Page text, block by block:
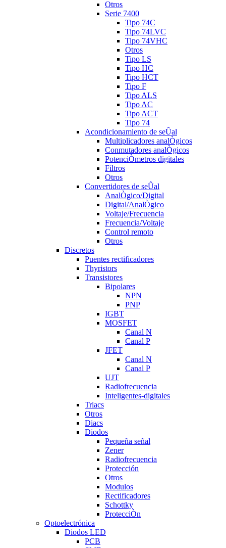
Otros
Serie 7400
Tipo 74C
Tipo 74LVC
Tipo 74VHC
Otros
Tipo LS
Tipo HC
Tipo HCT
Tipo F
Tipo ALS
Tipo AC
Tipo ACT
Tipo 74
Acondicionamiento de seÛal
Multiplicadores analÒgicos
Conmutadores analÒgicos
PotenciÒmetros digitales
Filtros
Otros
Convertidores de seÛal
AnalÒgico/Digital
Digital/AnalÒgico
Voltaje/Frecuencia
Frecuencia/Voltaje
Control remoto
Otros
Discretos
Puentes rectificadores
Thyristors
Transistores
Bipolares
NPN
PNP
IGBT
MOSFET
Canal N
Canal P
JFET
Canal N
Canal P
UJT
Radiofrecuencia
Inteligentes-digitales
Triacs
Otros
Diacs
Diodos
Pequeña señal
Zener
Radiofrecuencia
Protección
Otros
Modulos
Rectificadores
Schottky
ProtecciÒn
Optoelectrónica
Diodos LED
PCB